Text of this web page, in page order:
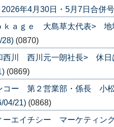
年4月30日・5月7日合併
ｋａｇｅ 大島草太代表> 地
28) (0870)
西川 西川元一朗社長> 休日
(0869)
コー 第２営業部・係長 小
04/21) (0868)
ーエイチシー マーケティン